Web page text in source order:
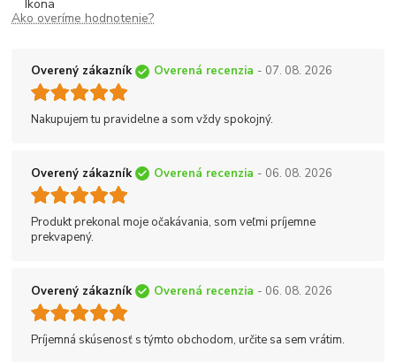
Ako overíme hodnotenie?
Overený zákazník Overená recenzia - 07. 08. 2026
Nakupujem tu pravidelne a som vždy spokojný.
Overený zákazník Overená recenzia - 06. 08. 2026
Produkt prekonal moje očakávania, som veľmi príjemne
prekvapený.
Overený zákazník Overená recenzia - 06. 08. 2026
Príjemná skúsenosť s týmto obchodom, určite sa sem vrátim.